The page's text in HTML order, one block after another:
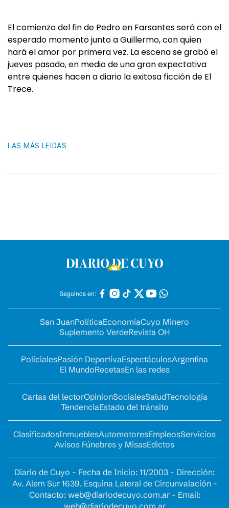
El comienzo del fin de Pedro en Farsantes será con el
esperado momento junto a Guillermo, con quien
hará el amor por primera vez. La escena se grabó el
jueves pasado, en medio de una gran expectativa
entre quienes hacen a diario la exitosa ficción de El
Trece.
LAS MÁS LEIDAS
Seguinos en:
San JuanPolíticaEconomíaCuyo Minero
Suplemento VerdeRevista OH
PolicialesPasión DeportivaEspectáculosArgentina
El MundoRecetasEn las redes
Cartas del lectorOpinionSocialesSaludTecnología
TendenciaEstado del tránsito
ClasificadosInmueblesAutomotoresEmpleosServicios
Avisos Fúnebres y MisasEdictos
Diario de Cuyo - Fecha de Inicio: 11/2003 - Dirección:
Av. Alem Sur 1639. Esquina Lateral de Circunvalación -
Contacto: web@diariodecuyo.com.ar- Email:
web@diariodecuyo.com.ar